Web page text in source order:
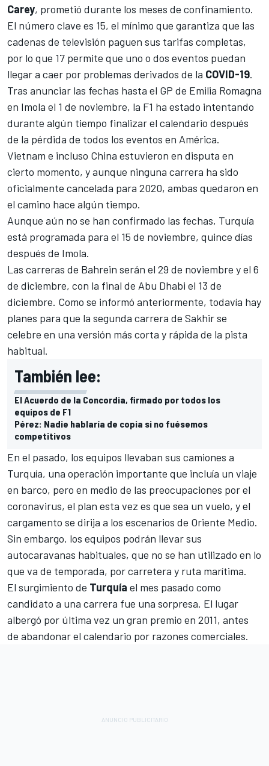
Carey, prometió durante los meses de confinamiento.
El número clave es 15, el mínimo que garantiza que las
cadenas de televisión paguen sus tarifas completas,
por lo que 17 permite que uno o dos eventos puedan
llegar a caer por problemas derivados de la COVID-19.
Tras anunciar las fechas hasta el GP de Emilia Romagna
en Imola el 1 de noviembre, la F1 ha estado intentando
durante algún tiempo finalizar el calendario después
de la pérdida de todos los eventos en América.
Vietnam e incluso China estuvieron en disputa en
cierto momento, y aunque ninguna carrera ha sido
oficialmente cancelada para 2020, ambas quedaron en
el camino hace algún tiempo.
Aunque aún no se han confirmado las fechas, Turquía
está programada para el 15 de noviembre, quince días
después de Imola.
Las carreras de Bahrein serán el 29 de noviembre y el 6
de diciembre, con la final de Abu Dhabi el 13 de
diciembre. Como se informó anteriormente, todavía hay
planes para que la segunda carrera de Sakhir se
celebre en una versión más corta y rápida de la pista
habitual.
También lee:
El Acuerdo de la Concordia, firmado por todos los
equipos de F1
Pérez: Nadie hablaría de copia si no fuésemos
competitivos
En el pasado, los equipos llevaban sus camiones a
Turquía, una operación importante que incluía un viaje
en barco, pero en medio de las preocupaciones por el
coronavirus, el plan esta vez es que sea un vuelo, y el
cargamento se dirija a los escenarios de Oriente Medio.
Sin embargo, los equipos podrán llevar sus
autocaravanas habituales, que no se han utilizado en lo
que va de temporada, por carretera y ruta marítima.
El surgimiento de Turquía el mes pasado como
candidato a una carrera fue una sorpresa. El lugar
albergó por última vez un gran premio en 2011, antes
de abandonar el calendario por razones comerciales.